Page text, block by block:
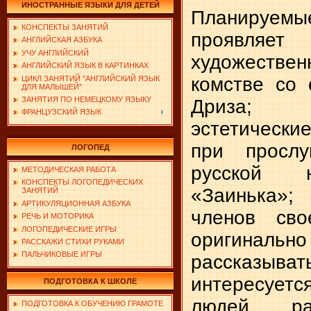
ИНОСТРАННЫЕ ЯЗЫКИ ДЛЯ ДЕТЕЙ
КОНСПЕКТЫ ЗАНЯТИЙ
АНГЛИЙСКАЯ АЗБУКА
УЧУ АНГЛИЙСКИЙ
АНГЛИЙСКИЙ ЯЗЫК В КАРТИНКАХ
ЦИКЛ ЗАНЯТИЙ "АНГЛИЙСКИЙ ЯЗЫК
ДЛЯ МАЛЫШЕЙ"
ЗАНЯТИЯ ПО НЕМЕЦКОМУ ЯЗЫКУ
ФРАНЦУЗСКИЙ ЯЗЫК
ЛОГОПЕД
МЕТОДИЧЕСКАЯ РАБОТА
КОНСПЕКТЫ ЛОГОПЕДИЧЕСКИХ
ЗАНЯТИЙ
АРТИКУЛЯЦИОННАЯ АЗБУКА
РЕЧЬ И МОТОРИКА
ЛОГОПЕДИЧЕСКИЕ ИГРЫ
РАССКАЖИ СТИХИ РУКАМИ
ПАЛЬЧИКОВЫЕ ИГРЫ
ПОДГОТОВКА К ШКОЛЕ
ПОДГОТОВКА К ОБУЧЕНИЮ ГРАМОТЕ
комстве со
Дриза;
при
русской
членов
людей,